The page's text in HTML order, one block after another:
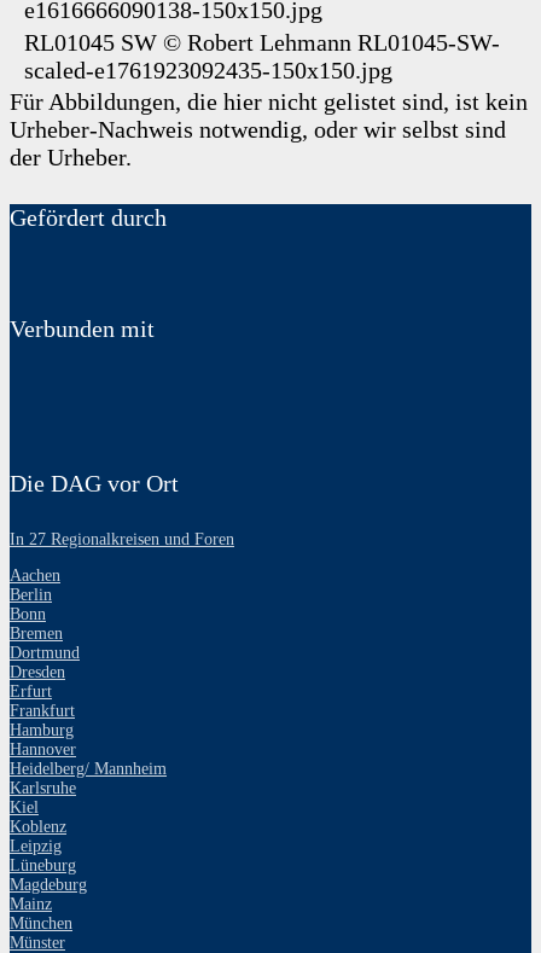
e1616666090138-150x150.jpg
RL01045 SW © Robert Lehmann RL01045-SW-
scaled-e1761923092435-150x150.jpg
Für Abbildungen, die hier nicht gelistet sind, ist kein
Urheber-Nachweis notwendig, oder wir selbst sind
der Urheber.
Gefördert durch
Verbunden mit
Die DAG vor Ort
In 27 Regionalkreisen und Foren
Aachen
Berlin
Bonn
Bremen
Dortmund
Dresden
Erfurt
Frankfurt
Hamburg
Hannover
Heidelberg/ Mannheim
Karlsruhe
Kiel
Koblenz
Leipzig
Lüneburg
Magdeburg
Mainz
München
Münster